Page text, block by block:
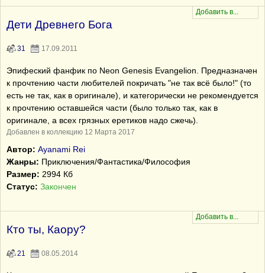
Дети Древнего Бога
31 17.09.2011
Эпифеский фанфик по Neon Genesis Evangelion. Предназначен
к прочтению части любителей покричать "не так всё было!" (то
есть не так, как в оригинале), и категорически не рекомендуется
к прочтению оставшейся части (было только так, как в
оригинале, а всех грязных еретиков надо сжечь).
Добавлен в коллекцию 12 Марта 2017
Автор: Ayanami Rei
Жанры: Приключения/Фантастика/Философия
Размер: 2994 Кб
Статус: Закончен
Кто ты, Каору?
21 08.05.2014